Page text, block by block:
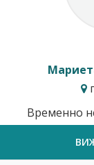
Временно